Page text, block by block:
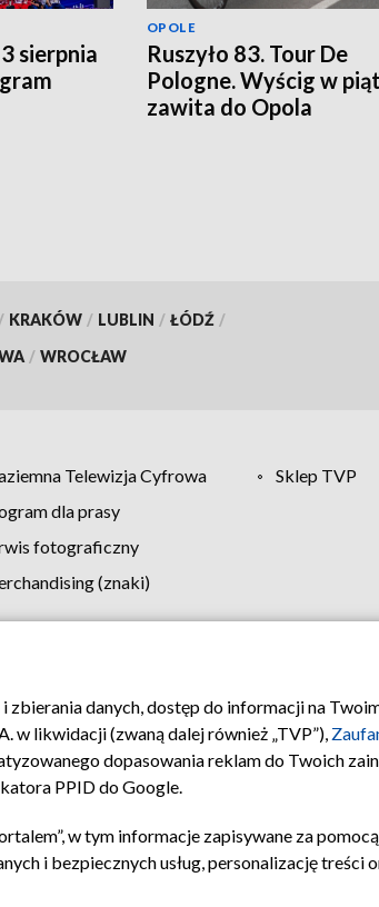
sierpnia
OPOLE
Ruszyło 83. Tour De
Pologne. Wyścig w
zawita do Opola
/ KRAKÓW / LUBLIN / ŁÓDŹ /
/ WROCŁAW
Telewizja Cyfrowa
Sklep TVP
dla prasy
fotograficzny
(znaki)
reklamy Kontakt
danych, dostęp do informacji na
w likwidacji (zwaną dalej również „TVP”),
dopasowania reklam do Twoich
PPID do Google.
w tym informacje zapisywane za
i bezpiecznych usług, personalizację treści